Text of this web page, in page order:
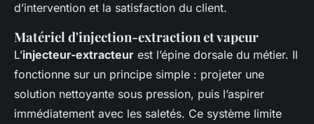
d’intervention et la satisfaction du client.
Matériel d'injection-extraction et vapeur
L’injecteur-extracteur est l’épine dorsale du métier. Il
fonctionne sur un principe simple : projeter une
solution nettoyante sous pression, puis l’aspirer
immédiatement avec les saletés. Ce système limite